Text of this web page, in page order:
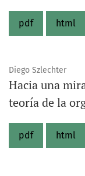
pdf html
Diego Szlechter
Hacia una
teoría de la
pdf html